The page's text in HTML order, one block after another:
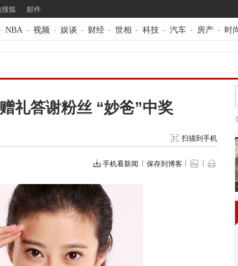
搜狐 邮件
NBA - 视频 - 娱谈 - 财经 - 世相 - 科技 - 汽车 - 房产 - 时
礼答谢粉丝 “妙爸”中奖
扫描到手机
手机看新闻 保存到博客